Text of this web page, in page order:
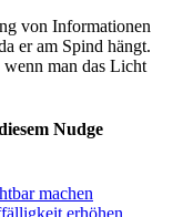
von Informationen
er am Spind hängt.
man das Licht
Nudge
machen
erhöhen